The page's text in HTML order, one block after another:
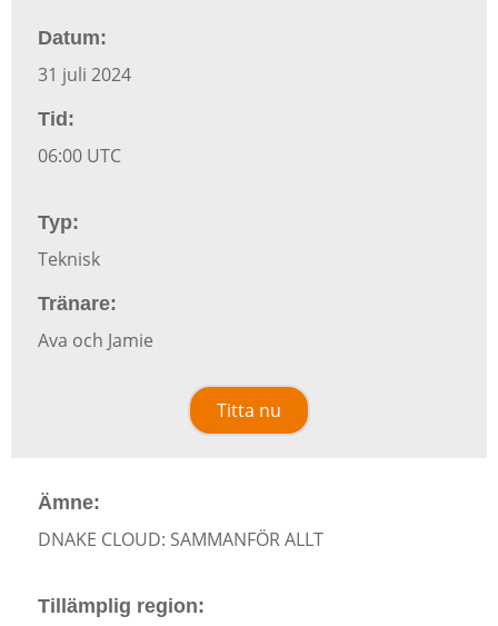
Datum:
31 juli 2024
Tid:
06:00 UTC
Typ:
Teknisk
Tränare:
Ava och Jamie
Titta nu
Ämne:
DNAKE CLOUD: SAMMANFÖR ALLT
Tillämplig region: